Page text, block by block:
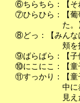
⑥ちらちら：【そ
⑦ひらひら：【葡
た。
⑧どっ：【みんな
頬を
⑨ばらばら：【子
⑩にこにこ：【童
⑪すっかり：【童
中に
見